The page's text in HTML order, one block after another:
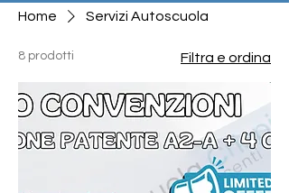
Home Servizi Autoscuola
8 prodotti Filtra e ordina